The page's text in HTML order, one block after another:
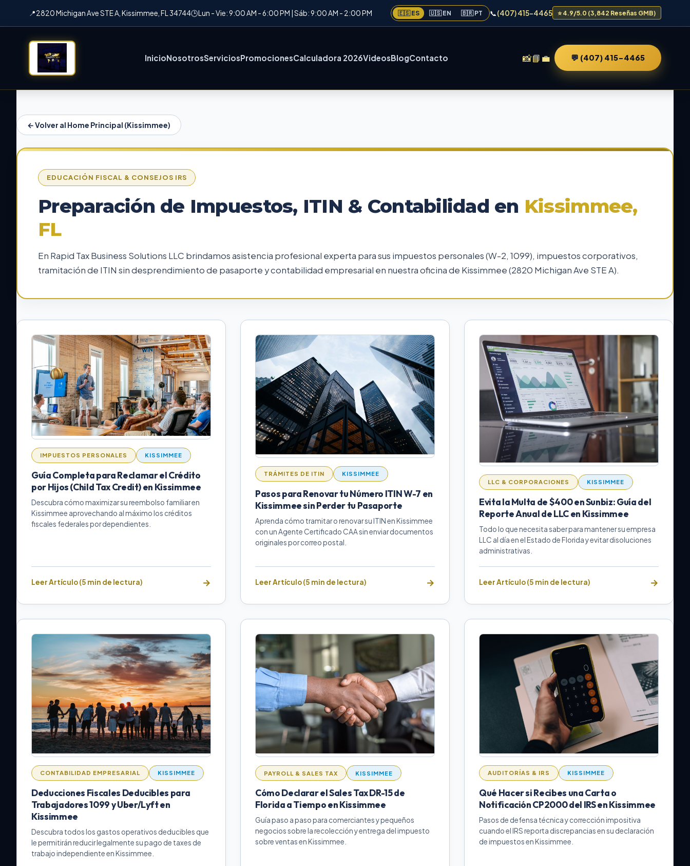
📍2820 Michigan Ave STE A, Kissimmee, FL 34744🕒Lun - Vie: 9:00 AM - 6:00 PM | Sáb: 9:00 AM - 2:00 PM 🇪🇸 ES 🇺🇸 EN 🇧🇷 PT 📞(407) 415-4465 ⭐ 4.9/5.0 (3,842 Reseñas GMB)
InicioNosotrosServiciosPromocionesCalculadora 2026VideosBlogContacto 📸📘 💼 💬 (407) 415-4465
← Volver al Home Principal (Kissimmee)
EDUCACIÓN FISCAL & CONSEJOS IRS
Preparación de Impuestos, ITIN & Contabilidad en Kissimmee,
FL
En Rapid Tax Business Solutions LLC brindamos asistencia profesional experta para sus impuestos personales (W-2, 1099), impuestos corporativos,
tramitación de ITIN sin desprendimiento de pasaporte y contabilidad empresarial en nuestra oficina de Kissimmee (2820 Michigan Ave STE A).
IMPUESTOS PERSONALES KISSIMMEE
Guía Completa para Reclamar el Crédito
por Hijos (Child Tax Credit) en Kissimmee
Descubra cómo maximizar su reembolso familiar en
Kissimmee aprovechando al máximo los créditos
fiscales federales por dependientes.
Leer Artículo (5 min de lectura)
TRÁMITES DE ITIN KISSIMMEE
Pasos para Renovar tu Número ITIN W-7 en
Kissimmee sin Perder tu Pasaporte
Aprenda cómo tramitar o renovar su ITIN en Kissimmee
con un Agente Certificado CAA sin enviar documentos
originales por correo postal.
Leer Artículo (5 min de lectura)
LLC & CORPORACIONES KISSIMMEE
Evita la Multa de $400 en Sunbiz: Guía del
Reporte Anual de LLC en Kissimmee
Todo lo que necesita saber para mantener su empresa
LLC al día en el Estado de Florida y evitar disoluciones
administrativas.
Leer Artículo (5 min de lectura)
CONTABILIDAD EMPRESARIAL KISSIMMEE
Deducciones Fiscales Deducibles para
Trabajadores 1099 y Uber/Lyft en
Kissimmee
Descubra todos los gastos operativos deducibles que
le permitirán reducir legalmente su pago de taxes de
trabajo independiente en Kissimmee.
PAYROLL & SALES TAX KISSIMMEE
Cómo Declarar el Sales Tax DR-15 de
Florida a Tiempo en Kissimmee
Guía paso a paso para comerciantes y pequeños
negocios sobre la recolección y entrega del impuesto
sobre ventas en Kissimmee.
AUDITORÍAS & IRS KISSIMMEE
Qué Hacer si Recibes una Carta o
Notificación CP2000 del IRS en Kissimmee
Pasos de defensa técnica y corrección impositiva
cuando el IRS reporta discrepancias en su declaración
de impuestos en Kissimmee.